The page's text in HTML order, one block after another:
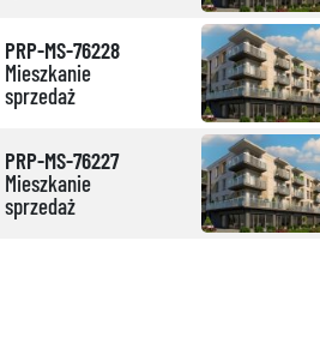
PRP-MS-76228
Mieszkanie
sprzedaż
PRP-MS-76227
Mieszkanie
sprzedaż